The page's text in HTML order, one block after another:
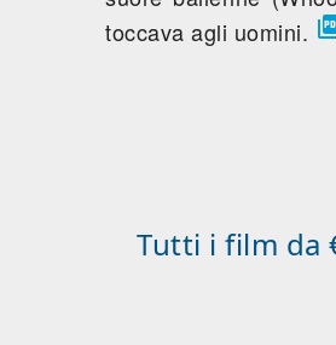
toccava agli uomini.
Tutti i film da